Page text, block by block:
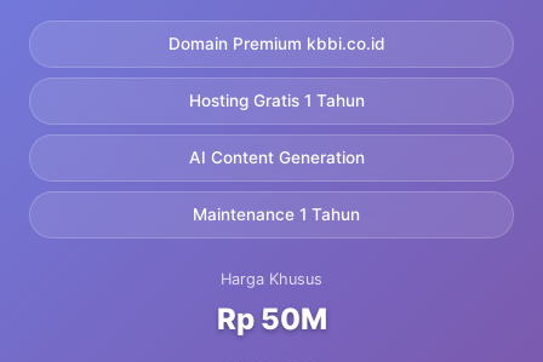
Domain Premium kbbi.co.id
Hosting Gratis 1 Tahun
AI Content Generation
Maintenance 1 Tahun
Harga Khusus
Rp 50M